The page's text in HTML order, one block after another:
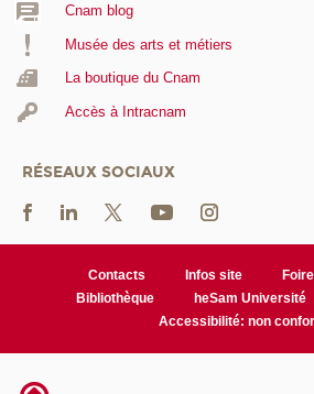
Cnam blog
Musée des arts et métiers
La boutique du Cnam
Accès à Intracnam
RÉSEAUX SOCIAUX
Contacts Infos site
Bibliothèque
heSam Université
Accessibilité: non